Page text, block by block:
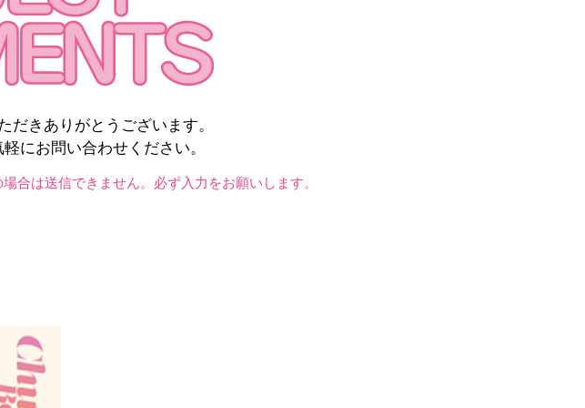
だきありがとうございます。
にお問い合わせください。
合は送信できません。必ず入力をお願いします。